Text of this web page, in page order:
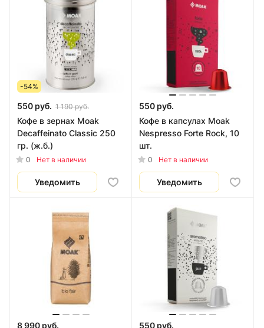
-54%
550 руб. 1 190 руб.
Кофе в зернах Moak
Decaffeinato Classic 250
гр. (ж.б.)
0 Нет в наличии
Уведомить
550 руб.
Кофе в капсулах Moak
Nespresso Forte Rock, 10
шт.
0 Нет в наличии
Уведомить
8 990 руб. 550 руб.